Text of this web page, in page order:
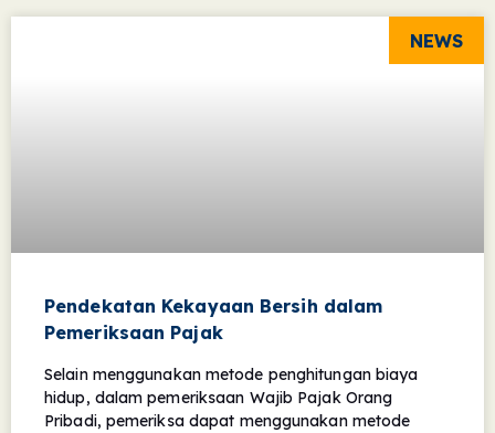
NEWS
Pendekatan Kekayaan Bersih dalam
Pemeriksaan Pajak
Selain menggunakan metode penghitungan biaya
hidup, dalam pemeriksaan Wajib Pajak Orang
Pribadi, pemeriksa dapat menggunakan metode